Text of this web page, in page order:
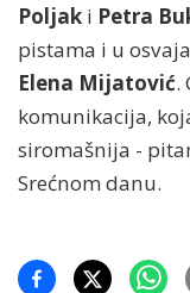
Poljak i Petra
pistama i u
Elena Mijatović.
komunikacija,
siromašnija -
Srećnom danu.